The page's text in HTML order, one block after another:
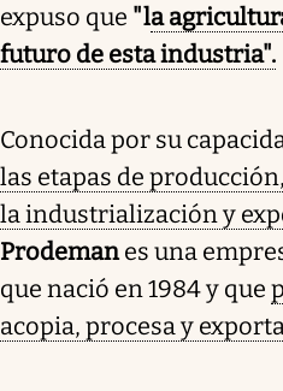
expuso que "la
futuro de esta industria".
Conocida por su
las etapas de
la industrialización y
Prodeman es una
que nació en 1984 y que
acopia, procesa y